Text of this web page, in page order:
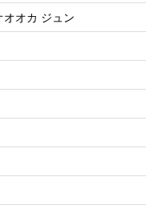
オカ ジュン